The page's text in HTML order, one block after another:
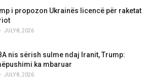
i propozon Ukrainës licencë për raketat
JULY 8, 2026
nis sërish sulme ndaj Iranit, Trump:
ka mbaruar
JULY 8, 2026